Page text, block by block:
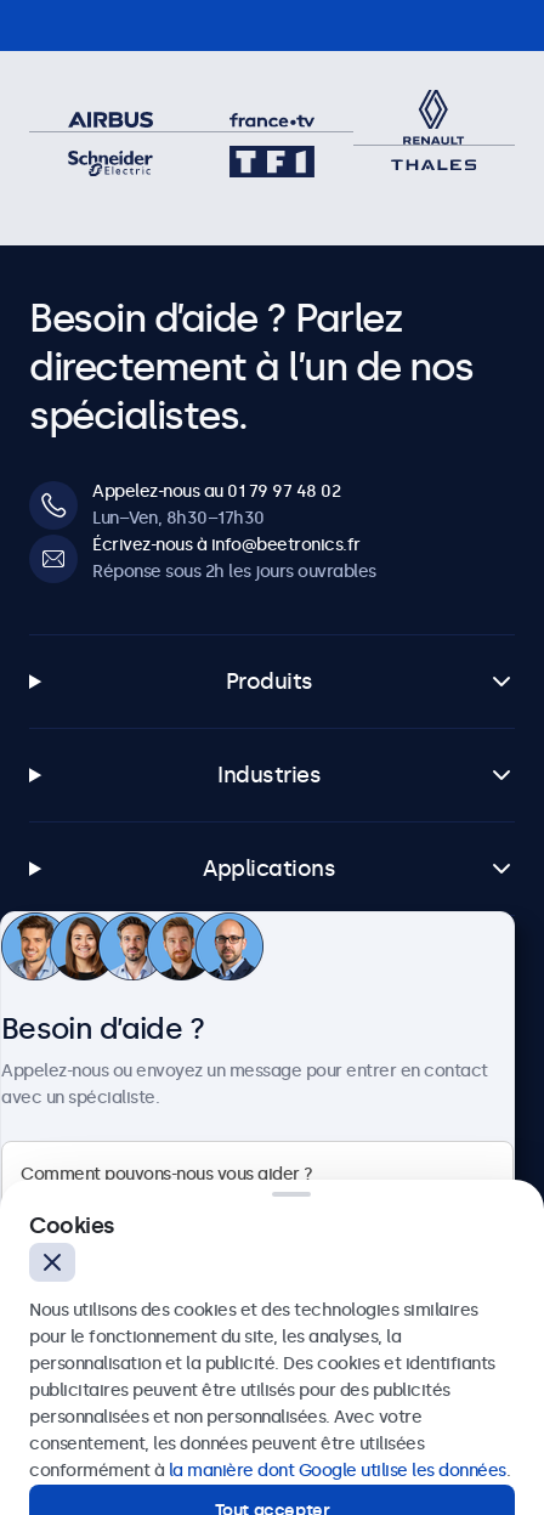
Besoin d’aide ? Parlez
directement à l’un de nos
spécialistes.
Appelez-nous au 01 79 97 48 02
Lun–Ven, 8h30–17h30
Écrivez-nous à info@beetronics.fr
Réponse sous 2h les jours ouvrables
Produits
Industries
Applications
Service client
4.8/5 noté par 5000+ entreprises
Français
Besoin d’aide ?
Appelez-nous ou envoyez un message pour entrer en contact
avec un spécialiste.
Envoyer
Ou appelez-nous au01 79 97 48 02
Cookies
Nous utilisons des cookies et des technologies similaires
pour le fonctionnement du site, les analyses, la
personnalisation et la publicité. Des cookies et identifiants
publicitaires peuvent être utilisés pour des publicités
personnalisées et non personnalisées. Avec votre
consentement, les données peuvent être utilisées
conformément à la manière dont Google utilise les données.
Tout accepter